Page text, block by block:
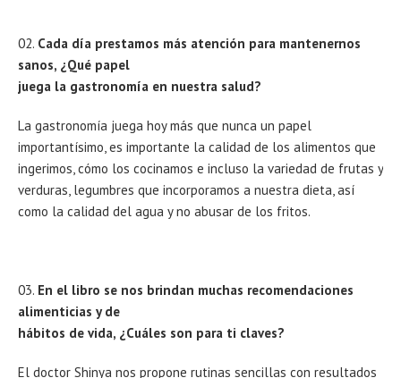
Cada día prestamos más atención para mantenernos
sanos, ¿Qué papel
juega la gastronomía en nuestra salud?
La gastronomía juega hoy más que nunca un papel
importantísimo, es importante la calidad de los alimentos que
ingerimos, cómo los cocinamos e incluso la variedad de frutas y
verduras, legumbres que incorporamos a nuestra dieta, así
como la calidad del agua y no abusar de los fritos.
En el libro se nos brindan muchas recomendaciones
alimenticias y de
hábitos de vida, ¿Cuáles son para ti claves?
El doctor Shinya nos propone rutinas sencillas con resultados